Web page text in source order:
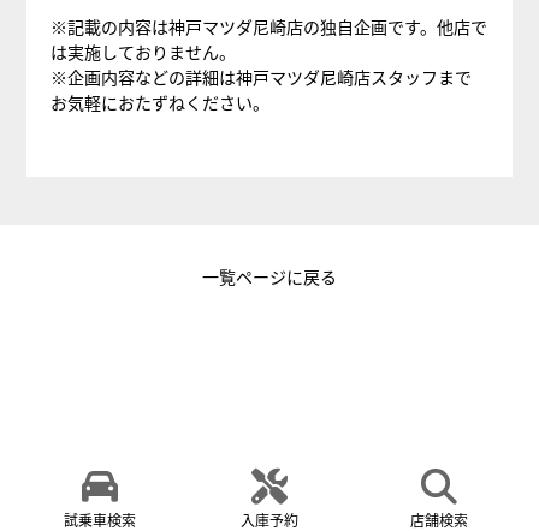
※記載の内容は神戸マツダ尼崎店の独自企画です。他店で
は実施しておりません。
※企画内容などの詳細は神戸マツダ尼崎店スタッフまで
お気軽におたずねください。
一覧ページに戻る
試乗車検索 入庫予約 店舗検索